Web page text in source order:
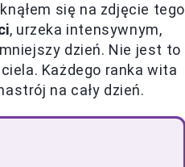
się na zdjęcie tego
, urzeka intensywnym,
dzień. Nie jest to
Każdego ranka wita
na cały dzień.